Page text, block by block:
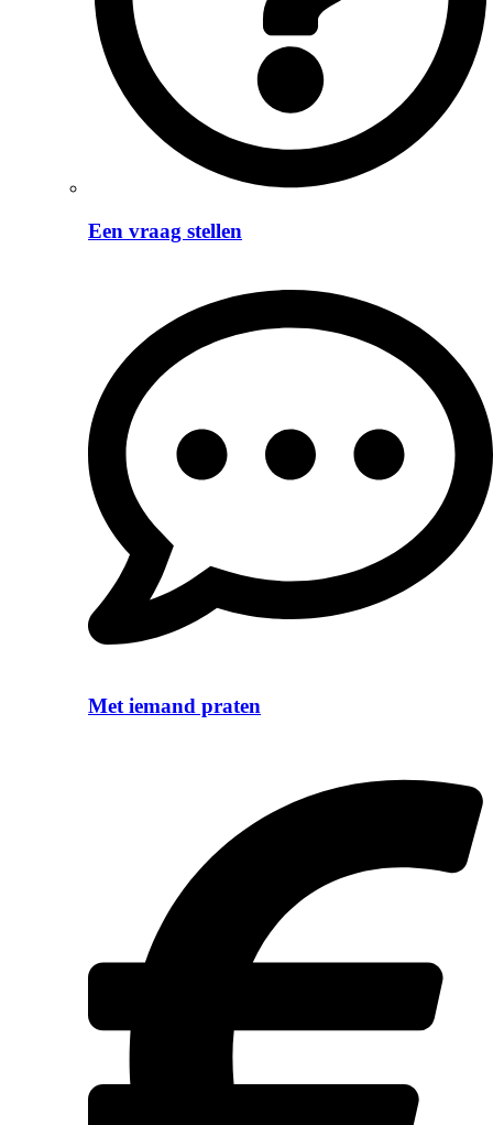
Een vraag stellen
Met iemand praten